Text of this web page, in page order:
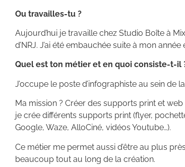
Ou travailles-tu ?
Aujourd’hui je travaille chez Studio Boîte à
d’NRJ. J’ai été embauchée suite à mon
Quel est ton métier et en quoi consiste-t-il
J’occupe le poste d’infographiste au sein de
Ma mission ? Créer des supports print et
je crée différents supports print (flyer,
Google, Waze, AlloCiné, vidéos Youtube…).
Ce métier me permet aussi d’être au plus
beaucoup tout au long de la création.